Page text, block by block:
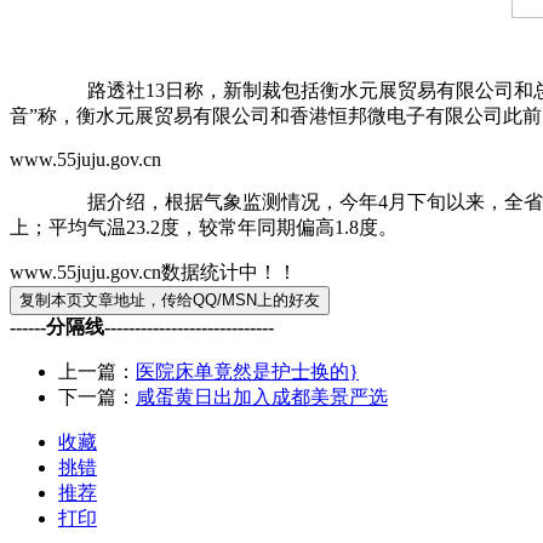
路透社13日称，新制裁包括衡水元展贸易有限公司和总部
音”称，衡水元展贸易有限公司和香港恒邦微电子有限公司此
www.55juju.gov.cn
据介绍，根据气象监测情况，今年4月下旬以来，全省平
上；平均气温23.2度，较常年同期偏高1.8度。
www.55juju.gov.cn数据统计中！！
------分隔线----------------------------
上一篇： 医院床单竟然是护士换的}
下一篇： 咸蛋黄日出加入成都美景严选
收藏
挑错
推荐
打印